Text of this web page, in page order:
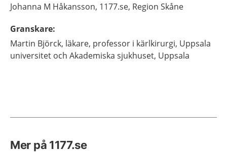
Johanna M Håkansson, 1177.se, Region Skåne
Granskare:
Martin Björck, läkare, professor i kärlkirurgi, Uppsala
universitet och Akademiska sjukhuset, Uppsala
Mer på 1177.se